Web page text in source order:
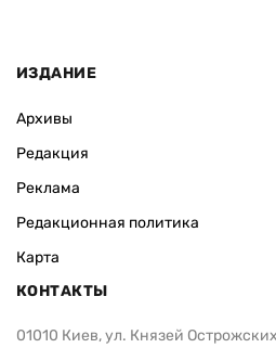
ИЗДАНИЕ
Архивы
Редакция
Реклама
Редакционная политика
Карта
КОНТАКТЫ
01010 Киев, ул. Князей